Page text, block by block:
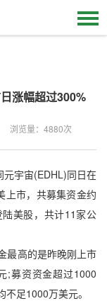
涨幅超过300%
浏览量：4880次
宇宙(EDHL)同日在
上市，共募集资金约
美股，共计11家公
高的是昨晚刚上市
;募资资金超过1000
足1000万美元。